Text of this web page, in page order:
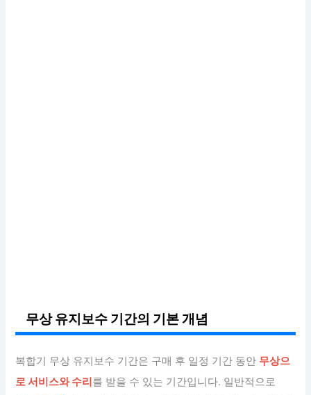
무상 유지보수 기간의 기본 개념
복합기 무상 유지보수 기간은 구매 후 일정 기간 동안 무상으
로 서비스와 수리를 받을 수 있는 기간입니다. 일반적으로